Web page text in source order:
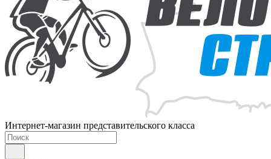
Интернет-магазин представительского класса